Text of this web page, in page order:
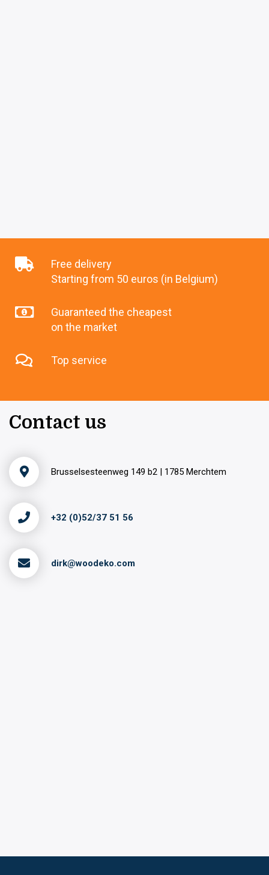
Free delivery
Starting from 50 euros (in Belgium)
Guaranteed the cheapest
on the market
Top service
Contact us
Brusselsesteenweg 149 b2 | 1785 Merchtem
+32 (0)52/37 51 56
dirk@woodeko.com